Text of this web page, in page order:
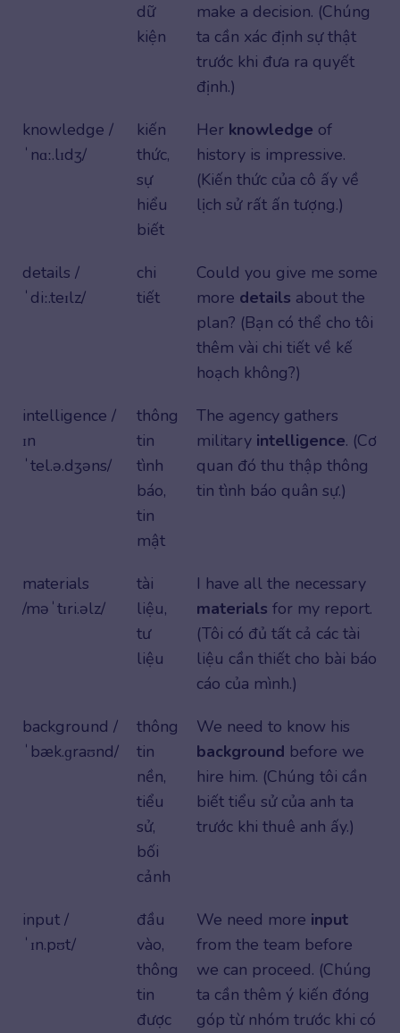
dữ
kiện
make a decision. (Chúng
ta cần xác định sự thật
trước khi đưa ra quyết
định.)
knowledge /
ˈnɑː.lɪdʒ/
kiến
thức,
sự
hiểu
biết
Her knowledge of
history is impressive.
(Kiến thức của cô ấy về
lịch sử rất ấn tượng.)
details /
ˈdiː.teɪlz/
chi
tiết
Could you give me some
more details about the
plan? (Bạn có thể cho tôi
thêm vài chi tiết về kế
hoạch không?)
intelligence /
ɪn
ˈtel.ə.dʒəns/
thông
tin
tình
báo,
tin
mật
The agency gathers
military intelligence. (Cơ
quan đó thu thập thông
tin tình báo quân sự.)
materials
/məˈtɪri.əlz/
tài
liệu,
tư
liệu
I have all the necessary
materials for my report.
(Tôi có đủ tất cả các tài
liệu cần thiết cho bài báo
cáo của mình.)
background /
ˈbæk.ɡraʊnd/
thông
tin
nền,
tiểu
sử,
bối
cảnh
We need to know his
background before we
hire him. (Chúng tôi cần
biết tiểu sử của anh ta
trước khi thuê anh ấy.)
input /
ˈɪn.pʊt/
đầu
vào,
thông
tin
được
We need more input
from the team before
we can proceed. (Chúng
ta cần thêm ý kiến đóng
góp từ nhóm trước khi có